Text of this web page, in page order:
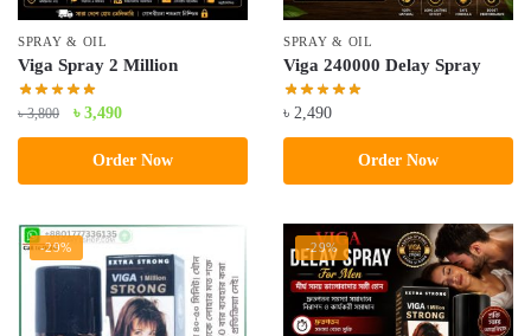
SPRAY & OIL
Viga Spray 2 Million
৳3,800
Original
price
was:
৳ 3,800.
৳ 3,490Current
price
is:
৳ 3,490.
Order Now
SPRAY & OIL
Viga 240000 Delay Spray
৳ 2,490
Order Now
-29% -29%